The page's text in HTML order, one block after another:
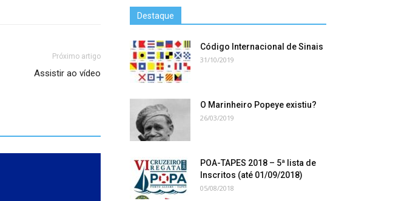
Próximo artigo
Assistir ao vídeo
Destaque
Código Internacional de Sinais
31/10/2019
O Marinheiro Popeye existiu?
26/03/2019
POA-TAPES 2018 – 5ª lista de
Inscritos (até 01/09/2018)
05/08/2018